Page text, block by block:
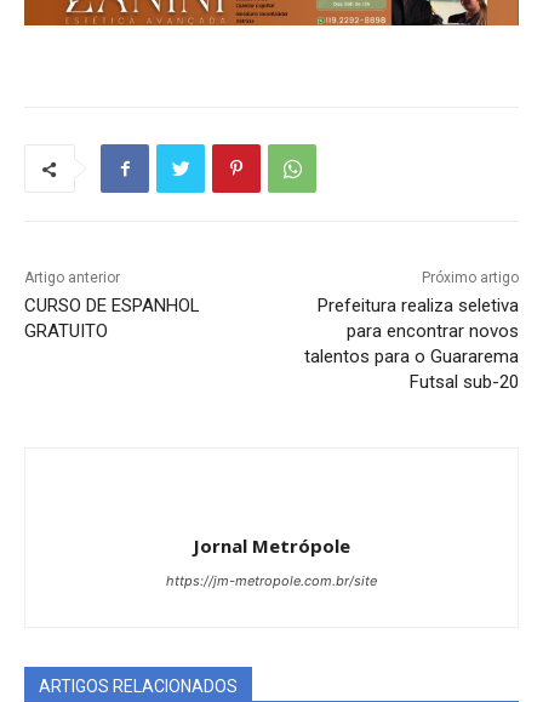
Artigo anterior
CURSO DE ESPANHOL
GRATUITO
Próximo artigo
Prefeitura realiza seletiva
para encontrar novos
talentos para o Guararema
Futsal sub-20
Jornal Metrópole
https://jm-metropole.com.br/site
ARTIGOS RELACIONADOS